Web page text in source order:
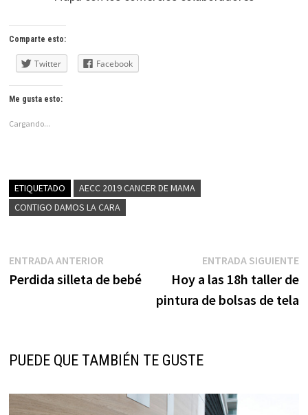
Comparte esto:
Twitter Facebook
Me gusta esto:
Cargando...
ETIQUETADO
AECC 2019 CANCER DE MAMA
CONTIGO DAMOS LA CARA
Navegación
de
ENTRADA ANTERIOREntrada
anterior:
Perdida silleta de bebé
ENTRADA SIGUIENTE
Hoy a las 18h taller de
pintura de bolsas de tela
PUEDE QUE TAMBIÉN TE GUSTE